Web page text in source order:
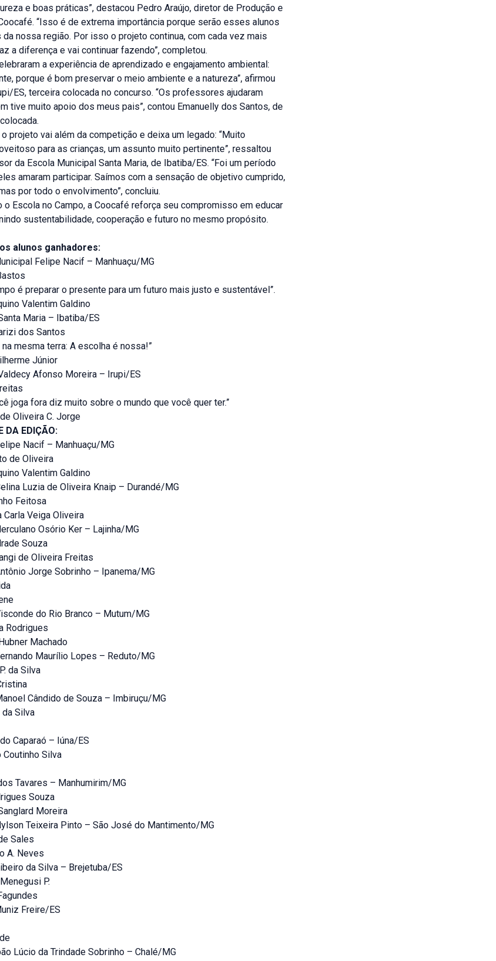
e boas práticas”, destacou Pedro Araújo, diretor de Produção e
“Isso é de extrema importância porque serão esses alunos
nossa região. Por isso o projeto continua, com cada vez mais
a diferença e vai continuar fazendo”, completou.
a experiência de aprendizado e engajamento ambiental:
porque é bom preservar o meio ambiente e a natureza”, afirmou
ES, terceira colocada no concurso. “Os professores ajudaram
tive muito apoio dos meus pais”, contou Emanuelly dos Santos, de
projeto vai além da competição e deixa um legado: “Muito
para as crianças, um assunto muito pertinente”, ressaltou
da Escola Municipal Santa Maria, de Ibatiba/ES. “Foi um período
amaram participar. Saímos com a sensação de objetivo cumprido,
por todo o envolvimento”, concluiu.
o Escola no Campo, a Coocafé reforça seu compromisso em educar
sustentabilidade, cooperação e futuro no mesmo propósito.
alunos ganhadores:
Felipe Nacif – Manhuaçu/MG
é preparar o presente para um futuro mais justo e sustentável”.
Valentim Galdino
Maria – Ibatiba/ES
dos Santos
mesma terra: A escolha é nossa!”
Júnior
Afonso Moreira – Irupi/ES
joga fora diz muito sobre o mundo que você quer ter.”
Oliveira C. Jorge
DA EDIÇÃO:
Nacif – Manhuaçu/MG
de Oliveira
Valentim Galdino
Luzia de Oliveira Knaip – Durandé/MG
Feitosa
Veiga Oliveira
Osório Ker – Lajinha/MG
Souza
de Oliveira Freitas
Jorge Sobrinho – Ipanema/MG
do Rio Branco – Mutum/MG
Rodrigues
Machado
Maurílio Lopes – Reduto/MG
da Silva
Cândido de Souza – Imbiruçu/MG
Silva
Caparaó – Iúna/ES
Coutinho Silva
Tavares – Manhumirim/MG
Souza
Moreira
Teixeira Pinto – São José do Mantimento/MG
Sales
A. Neves
da Silva – Brejetuba/ES
P.
Freire/ES
Lúcio da Trindade Sobrinho – Chalé/MG